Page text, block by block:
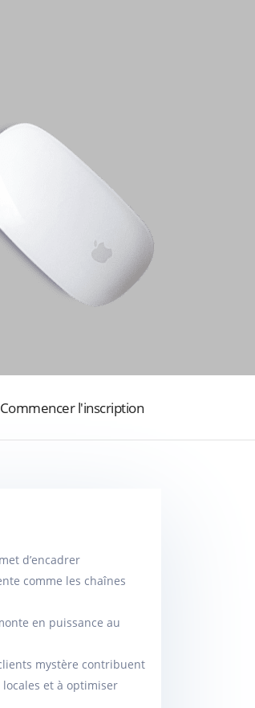
Commencer l'inscription
d’encadrer
comme les chaînes
en puissance au
mystère contribuent
et à optimiser